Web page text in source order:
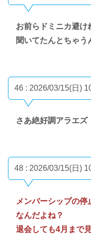
お前らドミニカ避け
聞いてたんとちゃう
46 : 2026/03/15(日)
さあ絶好調アラエズ
48 : 2026/03/15(日)
メンバーシップの
なんだよね？
退会しても4月まで